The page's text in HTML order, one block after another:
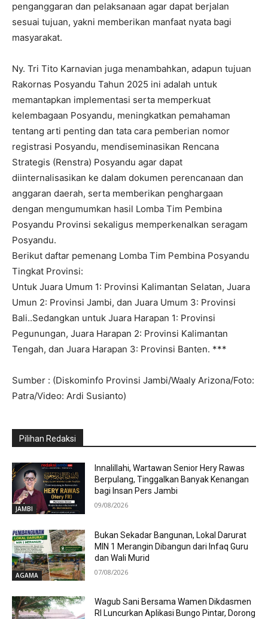
penganggaran dan pelaksanaan agar dapat berjalan
sesuai tujuan, yakni memberikan manfaat nyata bagi
masyarakat.
Ny. Tri Tito Karnavian juga menambahkan, adapun tujuan
Rakornas Posyandu Tahun 2025 ini adalah untuk
memantapkan implementasi serta memperkuat
kelembagaan Posyandu, meningkatkan pemahaman
tentang arti penting dan tata cara pemberian nomor
registrasi Posyandu, mendiseminasikan Rencana
Strategis (Renstra) Posyandu agar dapat
diinternalisasikan ke dalam dokumen perencanaan dan
anggaran daerah, serta memberikan penghargaan
dengan mengumumkan hasil Lomba Tim Pembina
Posyandu Provinsi sekaligus memperkenalkan seragam
Posyandu.
Berikut daftar pemenang Lomba Tim Pembina Posyandu
Tingkat Provinsi:
Untuk Juara Umum 1: Provinsi Kalimantan Selatan, Juara
Umun 2: Provinsi Jambi, dan Juara Umum 3: Provinsi
Bali..Sedangkan untuk Juara Harapan 1: Provinsi
Pegunungan, Juara Harapan 2: Provinsi Kalimantan
Tengah, dan Juara Harapan 3: Provinsi Banten. ***
Sumber : (Diskominfo Provinsi Jambi/Waaly Arizona/Foto:
Patra/Video: Ardi Susianto)
Pilihan Redaksi
JAMBI
Innalillahi, Wartawan Senior Hery Rawas
Berpulang, Tinggalkan Banyak Kenangan
bagi Insan Pers Jambi
09/08/2026
AGAMA
Bukan Sekadar Bangunan, Lokal Darurat
MIN 1 Merangin Dibangun dari Infaq Guru
dan Wali Murid
07/08/2026
Wagub Sani Bersama Wamen Dikdasmen
RI Luncurkan Aplikasi Bungo Pintar, Dorong